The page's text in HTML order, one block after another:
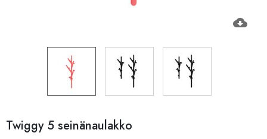
cloud_download
Twiggy 5 seinänaulakko